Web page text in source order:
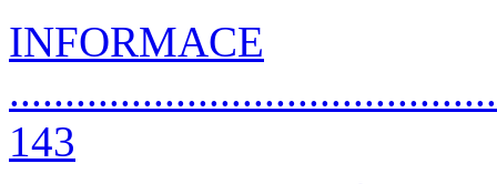
INFORMACE
143